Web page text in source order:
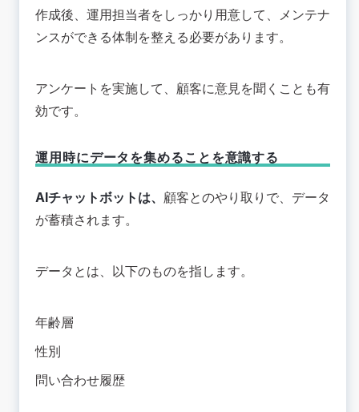
作成後、運用担当者をしっかり用意して、メンテナ
ンスができる体制を整える必要があります。
アンケートを実施して、顧客に意見を聞くことも有
効です。
運用時にデータを集めることを意識する
AIチャットボットは、 顧客とのやり取りで、データ
が蓄積されます。
データとは、以下のものを指します。
年齢層
性別
問い合わせ履歴